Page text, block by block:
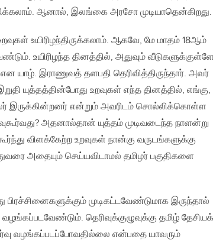
ஆனால், இலங்கை அரசோ முடியாதென்கிறது.
உயிரிழந்திருக்கலாம். ஆகவே, மே மாதம் 18ஆம்
உயிரிழந்த தினத்தில், அதுவும்
இராணுவத் தளபதி தெரிவித்திருந்தார். அவர்
யுத்தத்தின்போது உறவுகள் எந்த தினத்தில், எங்கு,
பலர் இருக்கின்றனர் என்றும் அவரிடம் சொல்லிக்கொள்ள
அதனால்தான் யுத்தம் முடிவடைந்த நாளன்று
விளக்கேற்ற உறவுகள் நான்கு வருடங்களுக்கு
அதையும் செய்யவிடாமல் தமிழர் பகுதிகளை
முடிகட்டவேண்டுமாக இருந்தால்
தெரிவுக்குழுவுக்கு தமிழ் தேசியக்
வழங்கப்படப்போவதில்லை என்பதை யாவரும்